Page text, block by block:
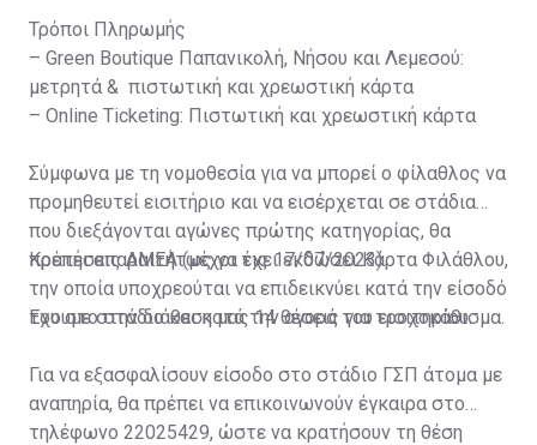
Τρόποι Πληρωμής
– Green Boutique Παπανικολή, Νήσου και Λεμεσού:
μετρητά & πιστωτική και χρεωστική κάρτα
– Online Ticketing: Πιστωτική και χρεωστική κάρτα
Σύμφωνα με τη νομοθεσία για να μπορεί ο φίλαθλος να
προμηθευτεί εισιτήριο και να εισέρχεται σε στάδια
που διεξάγονται αγώνες πρώτης κατηγορίας, θα
πρέπει απαραιτήτως να έχει εκδώσει Κάρτα Φιλάθλου,
την οποία υποχρεούται να επιδεικνύει κατά την είσοδό
του στο στάδιο και κατά την αγορά του εισιτηρίου.
Κρατήσεις ΑΜΕΑ (μέχρι τις 17/07/2023)
Έχουμε στην διάθεση μας 14 θέσεις για τροχοκάθισμα.
Για να εξασφαλίσουν είσοδο στο στάδιο ΓΣΠ άτομα με
αναπηρία, θα πρέπει να επικοινωνούν έγκαιρα στο
τηλέφωνο 22025429, ώστε να κρατήσουν τη θέση